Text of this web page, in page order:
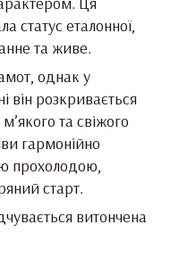
статус еталонної,
та живе.
однак у
він розкривається
та свіжого
гармонійно
прохолодою,
старт.
витончена